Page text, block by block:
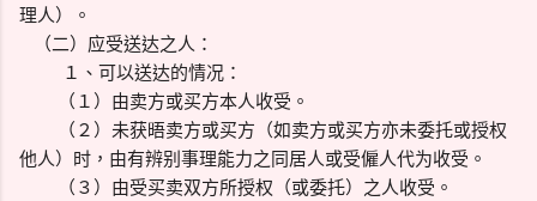
理人）。
（二）应受送达之人：
１、可以送达的情况：
（１）由卖方或买方本人收受。
（２）未获晤卖方或买方（如卖方或买方亦未委托或授权
他人）时，由有辨别事理能力之同居人或受僱人代为收受。
（３）由受买卖双方所授权（或委托）之人收受。